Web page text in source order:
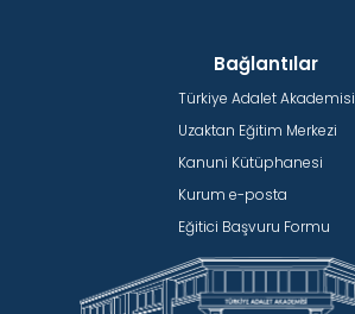
Bağlantılar
Türkiye Adalet Akademisi
Uzaktan Eğitim Merkezi
Kanuni Kütüphanesi
Kurum e-posta
Eğitici Başvuru Formu